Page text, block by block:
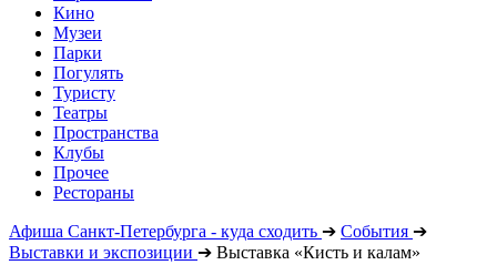
Кино
Музеи
Парки
Погулять
Туристу
Театры
Пространства
Клубы
Прочее
Рестораны
Афиша Санкт-Петербурга - куда сходить ➔ События ➔
Выставки и экспозиции ➔ Выставка «Кисть и калам»